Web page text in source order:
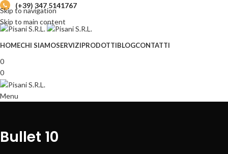
Skip to navigation
Skip to main content
(+39) 347 5141767
HOMECHI SIAMOSERVIZIPRODOTTIBLOGCONTATTI
0
0
Menu
Bullet 10